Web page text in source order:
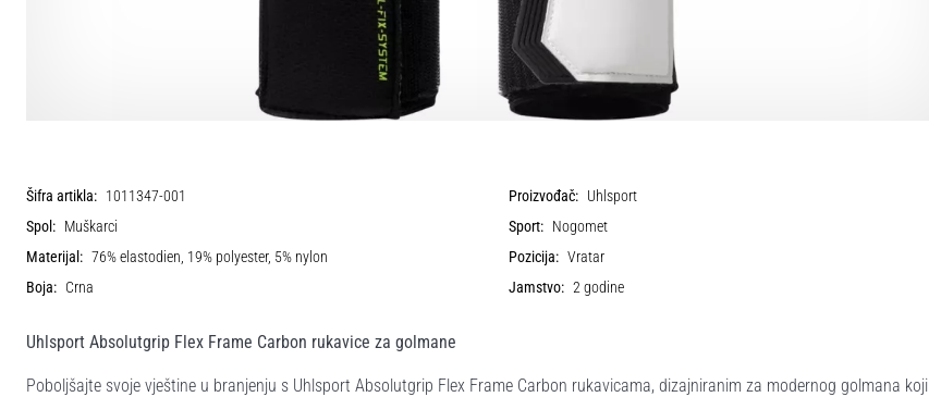
Šifra artikla: 1011347-001 Proizvođač: Uhlsport
Spol: Muškarci Sport: Nogomet
Materijal: 76% elastodien, 19% polyester, 5% nylon Pozicija: Vratar
Boja: Crna Jamstvo: 2 godine
Uhlsport Absolutgrip Flex Frame Carbon rukavice za golmane
Poboljšajte svoje vještine u branjenju s Uhlsport Absolutgrip Flex Frame Carbon rukavicama, dizajniranim za modernog golmana koji